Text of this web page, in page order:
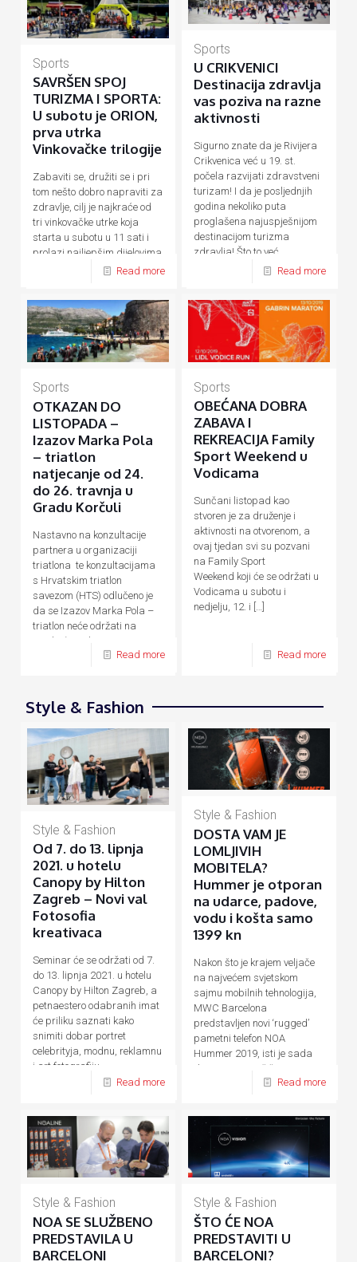
Sports
SAVRŠEN SPOJ
TURIZMA I SPORTA:
U subotu je ORION,
prva utrka
Vinkovačke trilogije
Zabaviti se, družiti se i pri
tom nešto dobro napraviti za
zdravlje, cilj je najkraće od
tri vinkovačke utrke koja
starta u subotu u 11 sati i
prolazi najljepšim dijelovima
Read more
Sports
U CRIKVENICI
Destinacija zdravlja
vas poziva na razne
aktivnosti
Sigurno znate da je Rivijera
Crikvenica već u 19. st.
počela razvijati zdravstveni
turizam! I da je posljednjih
godina nekoliko puta
proglašena najuspješnijom
destinacijom turizma
zdravlja! Što to već
[…] Read more
Sports
OTKAZAN DO
LISTOPADA –
Izazov Marka Pola
– triatlon
natjecanje od 24.
do 26. travnja u
Gradu Korčuli
Nastavno na konzultacije
partnera u organizaciji
triatlona te konzultacijama
s Hrvatskim triatlon
savezom (HTS) odlučeno je
da se Izazov Marka Pola –
triatlon neće održati na
predviđene datume, 24. – 26.
Read more
Sports
OBEĆANA DOBRA
ZABAVA I
REKREACIJA Family
Sport Weekend u
Vodicama
Sunčani listopad kao
stvoren je za druženje i
aktivnosti na otvorenom, a
ovaj tjedan svi su pozvani
na Family Sport
Weekend koji će se održati u
Vodicama u subotu i
nedjelju, 12. i
Read more
Style & Fashion
Style & Fashion
Od 7. do 13. lipnja
2021. u hotelu
Canopy by Hilton
Zagreb – Novi val
Fotosofia
kreativaca
Seminar će se održati od 7.
do 13. lipnja 2021. u hotelu
Canopy by Hilton Zagreb, a
petnaestero odabranih imat
će priliku saznati kako
snimiti dobar portret
celebrityja, modnu, reklamnu
i art fotografiju.
Read more
Style & Fashion
DOSTA VAM JE
LOMLJIVIH
MOBITELA?
Hummer je otporan
na udarce, padove,
vodu i košta samo
1399 kn
Nakon što je krajem veljače
na najvećem svjetskom
sajmu mobilnih tehnologija,
MWC Barcelona
predstavljen novi ‘rugged’
pametni telefon NOA
Hummer 2019, isti je sada
dostupan na tržištu. Za sve
Read more
Style & Fashion
NOA SE SLUŽBENO
PREDSTAVILA U
BARCELONI
Style & Fashion
ŠTO ĆE NOA
PREDSTAVITI U
BARCELONI?